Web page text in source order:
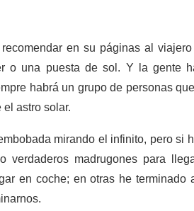
en su páginas al
o una puesta de sol. Y la gente
habrá un grupo de personas
astro solar.
mirando el infinito, pero si
verdaderos madrugones para
en coche; en otras he terminado